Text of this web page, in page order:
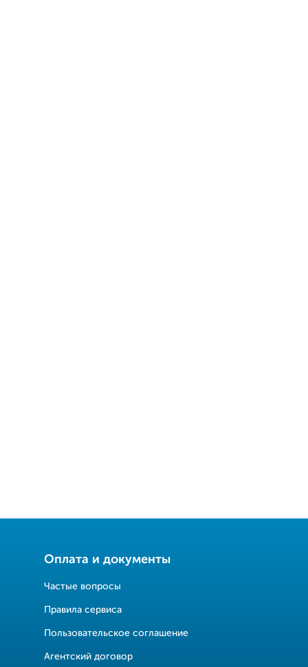
Оплата и документы
Частые вопросы
Правила сервиса
Пользовательское соглашение
Агентский договор